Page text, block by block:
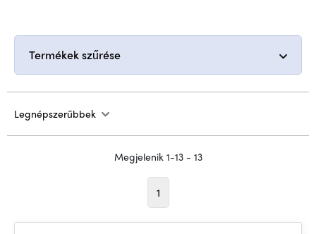
Termékek szűrése
Legnépszerűbbek
Megjelenik 1-13 - 13
1